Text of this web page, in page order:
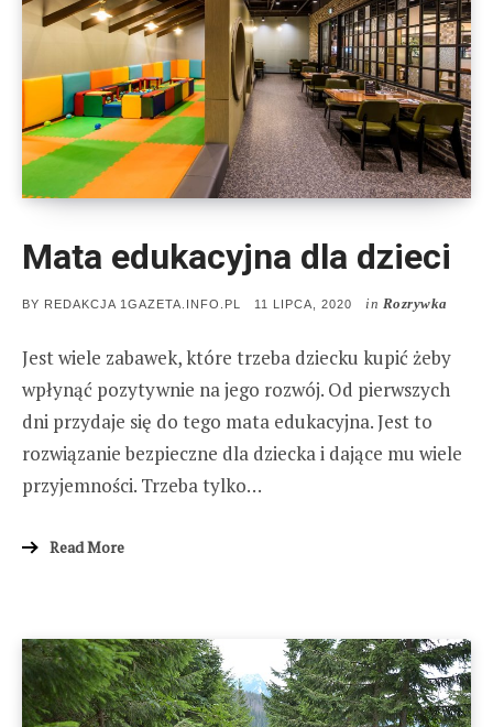
Mata edukacyjna dla dzieci
BY REDAKCJA 1GAZETA.INFO.PL
POSTED
11 LIPCA, 2020 in Rozrywka
Jest wiele zabawek, które trzeba dziecku kupić żeby
wpłynąć pozytywnie na jego rozwój. Od pierwszych
dni przydaje się do tego mata edukacyjna. Jest to
rozwiązanie bezpieczne dla dziecka i dające mu wiele
przyjemności. Trzeba tylko…
Read More